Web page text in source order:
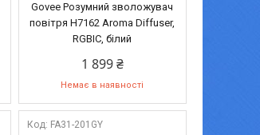
Govee Розумний зволожувач
повітря H7162 Aroma Diffuser,
RGBIC, білий
1 899 ₴
Немає в наявності
FA31-201GY